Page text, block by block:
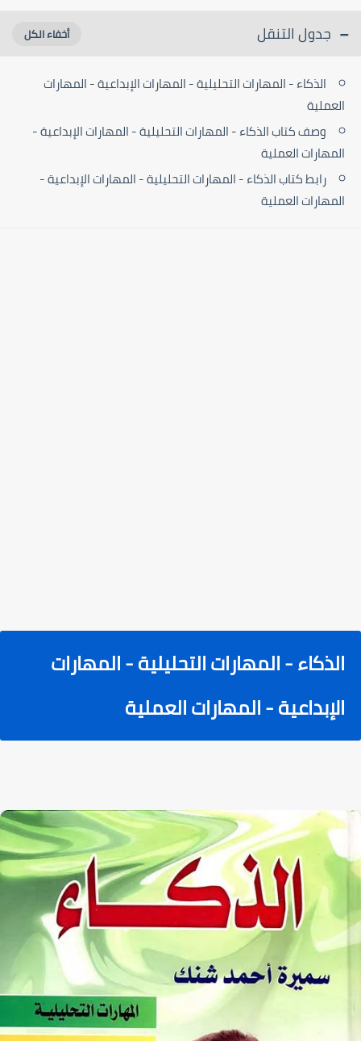
جدول التنقل
الذكاء - المهارات التحليلية - المهارات الإبداعية - المهارات
العملية
وصف كتاب الذكاء - المهارات التحليلية - المهارات الإبداعية -
المهارات العملية
رابط كتاب الذكاء - المهارات التحليلية - المهارات الإبداعية -
المهارات العملية
الذكاء - المهارات التحليلية - المهارات
الإبداعية - المهارات العملية